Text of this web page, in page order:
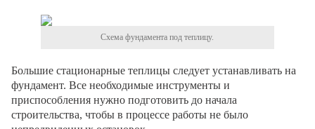
Схема фундамента под теплицу.
Большие стационарные теплицы следует устанавливать на
фундамент. Все необходимые инструменты и
приспособления нужно подготовить до начала
строительства, чтобы в процессе работы не было